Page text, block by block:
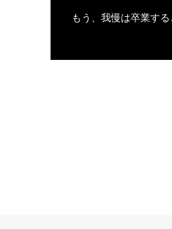
もう、我慢は卒業する